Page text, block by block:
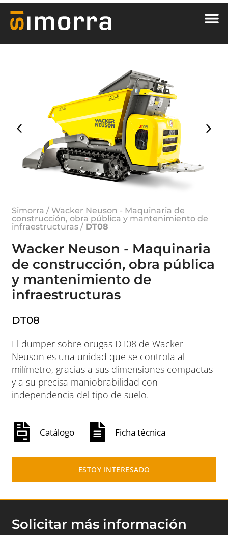
Simorra /Wacker Neuson - Maquinaria de
construcción, obra pública y mantenimiento de
infraestructuras / DT08
Wacker Neuson - Maquinaria
de construcción, obra pública
y mantenimiento de
infraestructuras
DT08
El dumper sobre orugas DT08 de Wacker
Neuson es una unidad que se controla al
milímetro, gracias a sus dimensiones compactas
y a su precisa maniobrabilidad con
independencia del tipo de suelo.
Catálogo Ficha técnica
ESTOY INTERESADO
Solicitar más información